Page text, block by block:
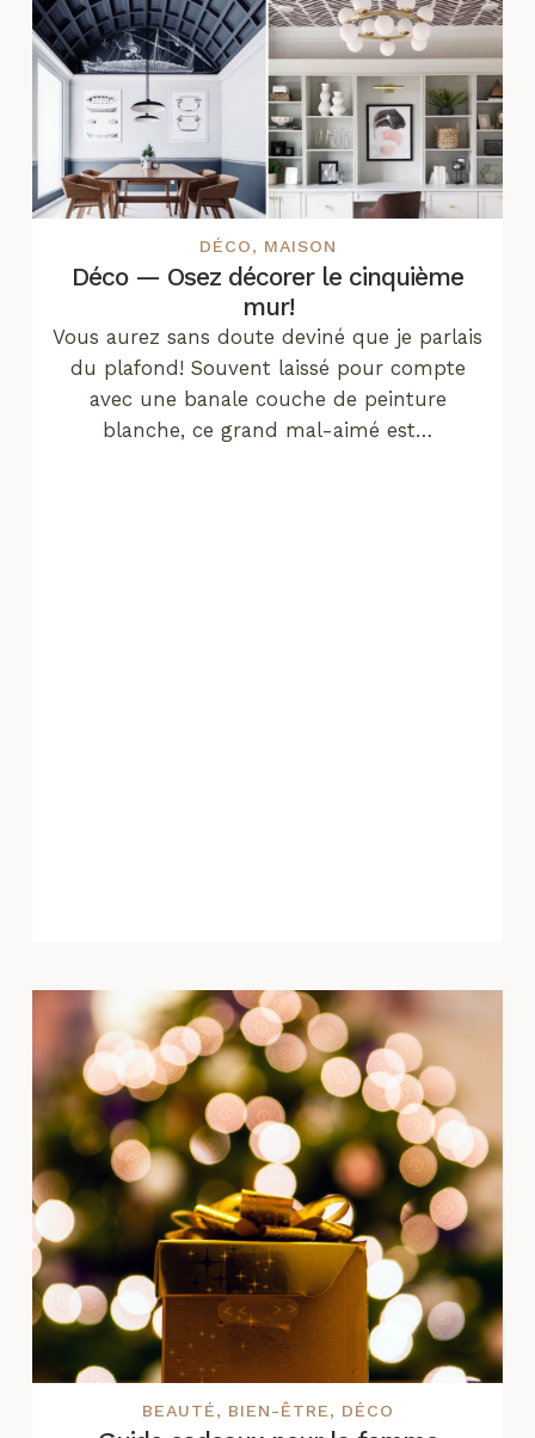
DÉCO, MAISON
Déco — Osez décorer le cinquième
mur!
Vous aurez sans doute deviné que je parlais
du plafond! Souvent laissé pour compte
avec une banale couche de peinture
blanche, ce grand mal-aimé est…
BEAUTÉ, BIEN-ÊTRE, DÉCO